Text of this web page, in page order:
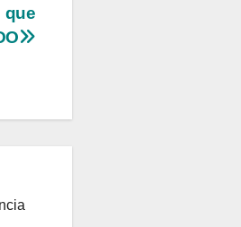
que